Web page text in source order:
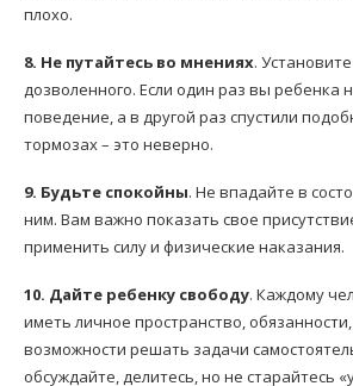
плохо.
8. Не путайтесь во мнениях.
дозволенного. Если один раз вы ребенка
поведение, а в другой раз спустили
тормозах – это неверно.
9. Будьте спокойны. Не впадайте в
ним. Вам важно показать свое
применить силу и физические наказания.
10. Дайте ребенку свободу. Каждому
иметь личное пространство,
возможности решать задачи
обсуждайте, делитесь, но не старайтесь